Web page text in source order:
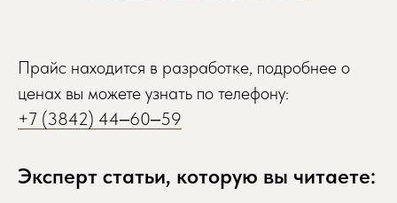
Прайс находится в разработке, подробнее о
ценах вы можете узнать по телефону:
+7 (3842) 44‒60‒59
Эксперт статьи, которую вы читаете: